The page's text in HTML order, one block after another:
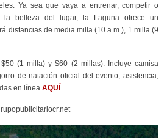
Ya sea que vaya a entrenar, competir o
la belleza del lugar, la Laguna ofrece un
distancias de media milla (10 a.m.), 1 milla (9
(1 milla) y $60 (2 millas). Incluye camisa
de natación oficial del evento, asistencia,
en línea AQUÍ